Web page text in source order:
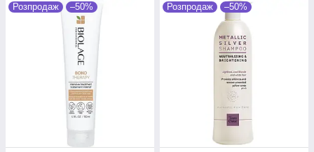
Розпродаж –50% Розпродаж –50%